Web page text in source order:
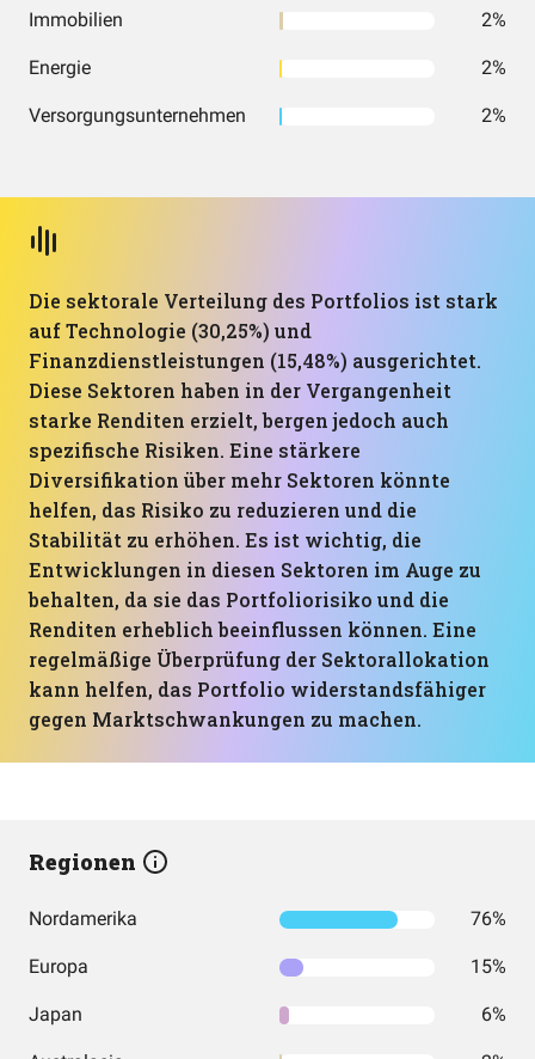
Immobilien 2%
Energie 2%
Versorgungsunternehmen 2%
Die sektorale Verteilung des Portfolios ist stark
auf Technologie (30,25%) und
Finanzdienstleistungen (15,48%) ausgerichtet.
Diese Sektoren haben in der Vergangenheit
starke Renditen erzielt, bergen jedoch auch
spezifische Risiken. Eine stärkere
Diversifikation über mehr Sektoren könnte
helfen, das Risiko zu reduzieren und die
Stabilität zu erhöhen. Es ist wichtig, die
Entwicklungen in diesen Sektoren im Auge zu
behalten, da sie das Portfoliorisiko und die
Renditen erheblich beeinflussen können. Eine
regelmäßige Überprüfung der Sektorallokation
kann helfen, das Portfolio widerstandsfähiger
gegen Marktschwankungen zu machen.
Regionen
Nordamerika 76%
Europa 15%
Japan 6%